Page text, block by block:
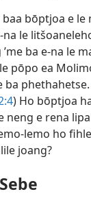
baa bōptjoa e
na le
ba e-na le
pōpo ea
ba phethahetse.
) Ho bōptjoa
neng e rena
lemo ho
joang?